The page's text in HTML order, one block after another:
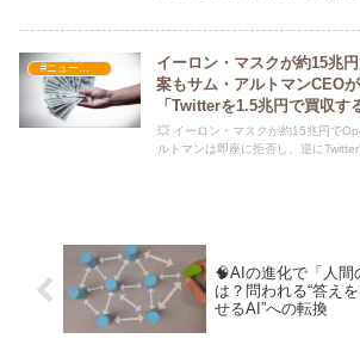
イーロン・マスクが約15兆
案もサム・アルトマンCEO
「Twitterを1.5兆円で買収す
💥 イーロン・マスクが約15兆円で
ルトマンは即座に拒否し、逆に
🧠AIの進化で「人間
は？問われる“答え
せるAI”への転換